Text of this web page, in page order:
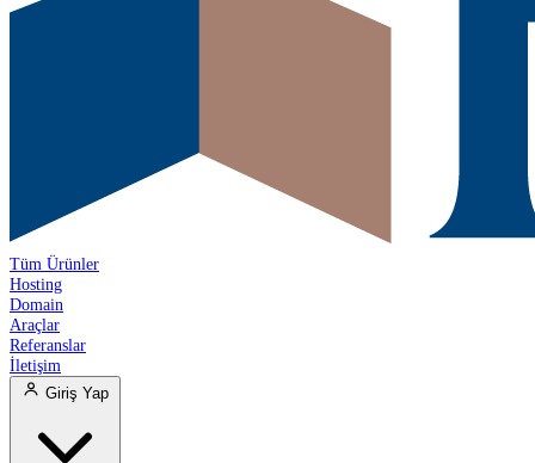
Tüm Ürünler
Hosting
Domain
Araçlar
Referanslar
İletişim
Giriş Yap